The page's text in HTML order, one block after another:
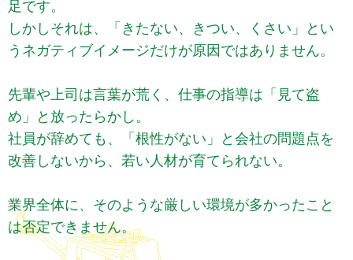
足です。
しかしそれは、「きたない、きつい、くさい」とい
うネガティブイメージだけが原因ではありません。
先輩や上司は言葉が荒く、仕事の指導は「見て盗
め」と放ったらかし。
社員が辞めても、「根性がない」と会社の問題点を
改善しないから、若い人材が育てられない。
業界全体に、そのような厳しい環境が多かったこと
は否定できません。